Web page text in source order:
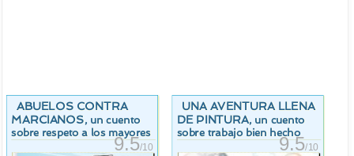
ABUELOS CONTRA
MARCIANOS, un cuento
sobre respeto a los mayores
9.5/10
UNA AVENTURA LLENA
DE PINTURA, un cuento
sobre trabajo bien hecho
9.5/10